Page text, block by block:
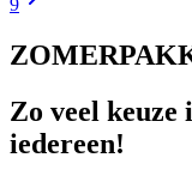
Zo veel
iedereen!